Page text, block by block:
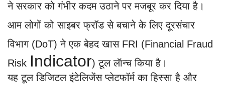
ने सरकार को गंभीर कदम उठाने पर मजबूर कर दिया है।
आम लोगों को साइबर फ्रॉड से बचाने के लिए दूरसंचार
विभाग (DoT) ने एक बेहद खास FRI (Financial Fraud
Risk Indicator) टूल लॅान्च किया है।
यह टूल डिजिटल इंटेलिजेंस प्लेटफॉर्म का हिस्सा है और